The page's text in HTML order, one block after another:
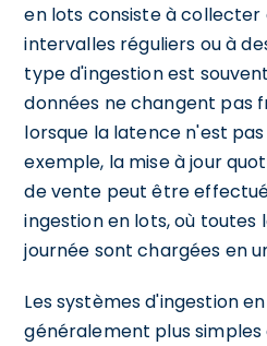
en lots consiste à collecter
intervalles réguliers ou à
type d'ingestion est
données ne changent pas
lorsque la latence n'est
exemple, la mise à jour
de vente peut être
ingestion en lots, où toutes
journée sont chargées en
Les systèmes d'ingestion
généralement plus